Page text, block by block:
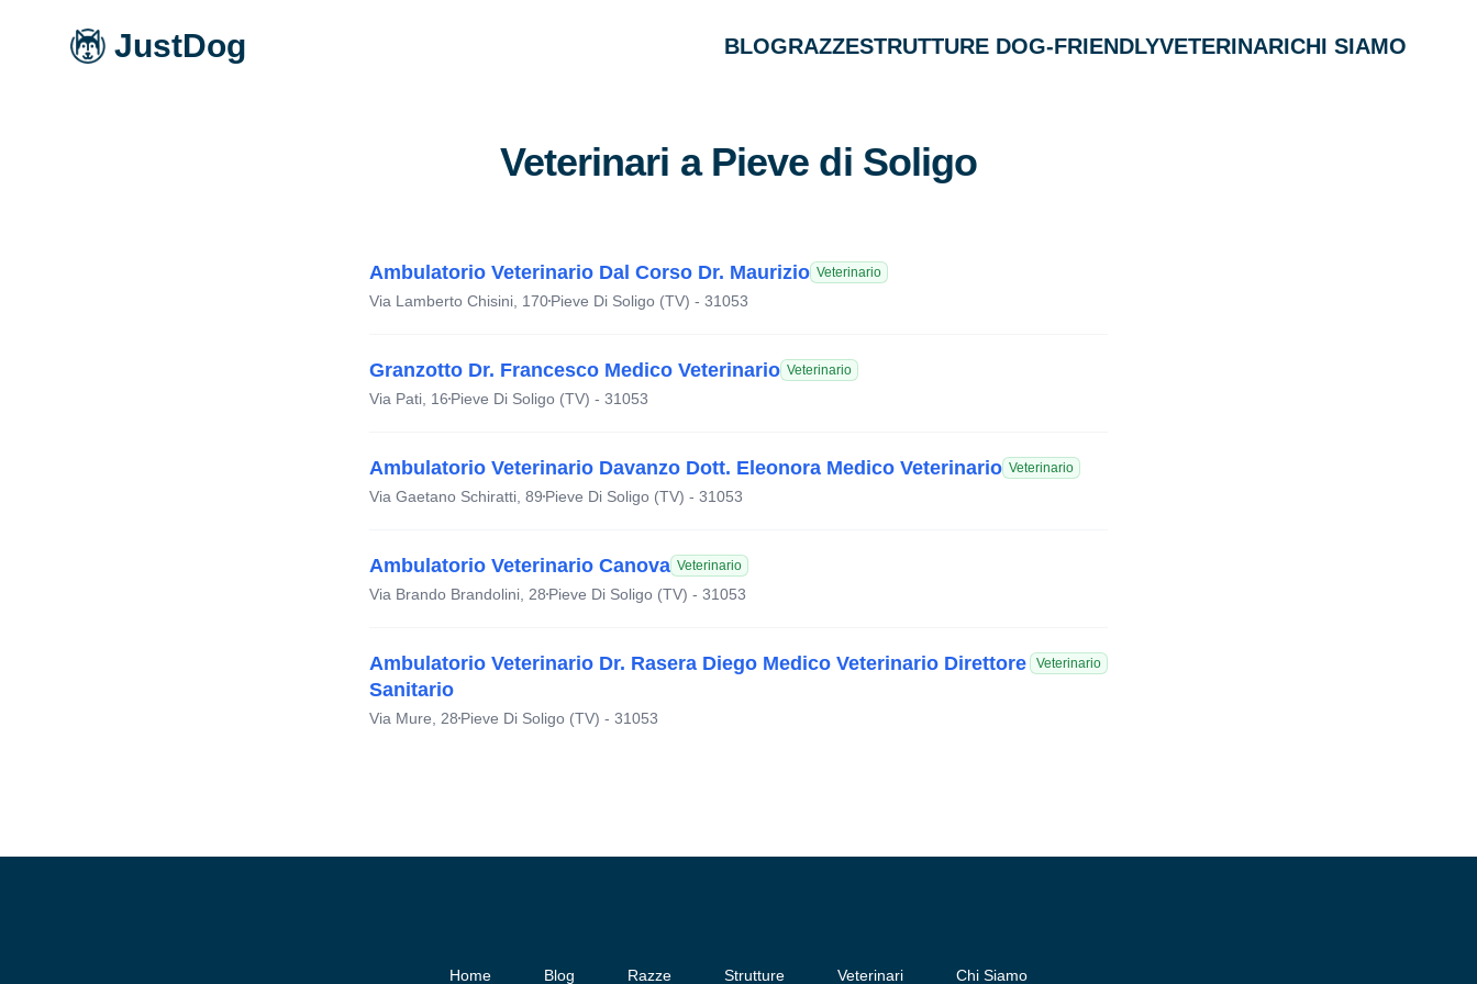
JustDog BLOGRAZZESTRUTTURE DOG-FRIENDLYVETERINARICHI SIAMO
Veterinari a Pieve di Soligo
Ambulatorio Veterinario Dal Corso Dr. Maurizio Veterinario
Via Lamberto Chisini, 170Pieve Di Soligo (TV) - 31053
Granzotto Dr. Francesco Medico Veterinario Veterinario
Via Pati, 16 Pieve Di Soligo (TV) - 31053
Ambulatorio Veterinario Davanzo Dott. Eleonora Medico Veterinario Veterinario
Via Gaetano Schiratti, 89 Pieve Di Soligo (TV) - 31053
Ambulatorio Veterinario Canova Veterinario
Via Brando Brandolini, 28 Pieve Di Soligo (TV) - 31053
Ambulatorio Veterinario Dr. Rasera Diego Medico Veterinario Direttore
Sanitario
Veterinario
Via Mure, 28 Pieve Di Soligo (TV) - 31053
Home Blog Razze Strutture Veterinari Chi Siamo